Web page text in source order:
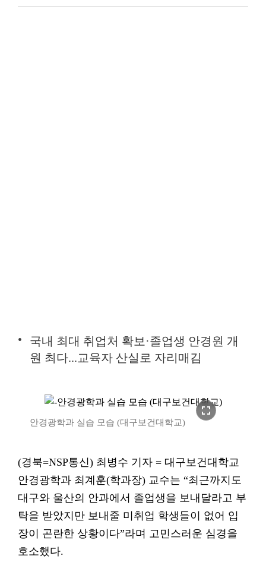
국내 최대 취업처 확보·졸업생 안경원 개
원 최다...교육자 산실로 자리매김
fullscreen
안경광학과 실습 모습 (대구보건대학교)
(경북=NSP통신) 최병수 기자 = 대구보건대학교
안경광학과 최계훈(학과장) 교수는 “최근까지도
대구와 울산의 안과에서 졸업생을 보내달라고 부
탁을 받았지만 보내줄 미취업 학생들이 없어 입
장이 곤란한 상황이다”라며 고민스러운 심경을
호소했다.